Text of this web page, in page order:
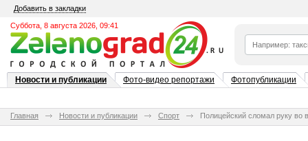
Добавить в закладки
Суббота, 8 августа 2026, 09:41
Новости и публикации Фото-видео репортажи Фотопубликации
Главная Новости и публикации Спорт Полицейский сломал руку